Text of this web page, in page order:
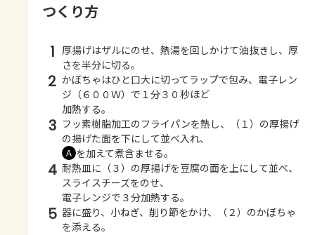
つくり方
1 厚揚げはザルにのせ、熱湯を回しかけて油抜きし、厚
さを半分に切る。
2 かぼちゃはひと口大に切ってラップで包み、電子レン
ジ（６００Ｗ）で１分３０秒ほど
加熱する。
3 フッ素樹脂加工のフライパンを熱し、（１）の厚揚げ
の揚げた面を下にして並べ入れ、
Ａ を加えて煮含ませる。
4 耐熱皿に（３）の厚揚げを豆腐の面を上にして並べ、
スライスチーズをのせ、
電子レンジで３分加熱する。
5 器に盛り、小ねぎ、削り節をかけ、（２）のかぼちゃ
を添える。